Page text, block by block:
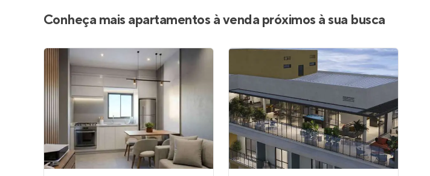
Conheça mais apartamentos à venda próximos à sua busca